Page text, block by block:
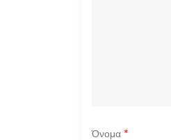
Όνομα *